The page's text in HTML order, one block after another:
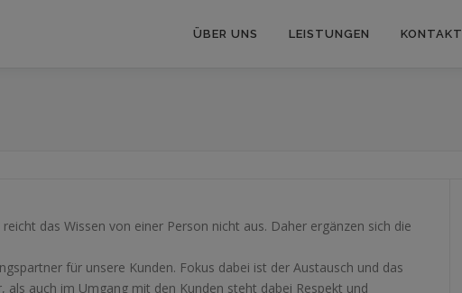
ÜBER UNS LEISTUNGEN KONTAKT
das Wissen von einer Person nicht aus. Daher ergänzen sich die
für unsere Kunden. Fokus dabei ist der Austausch und das
auch im Umgang mit den Kunden steht dabei Respekt und